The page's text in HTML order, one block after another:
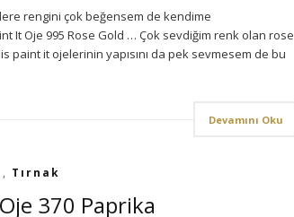
rengini çok beğensem de kendime
It Oje 995 Rose Gold … Çok sevdiğim renk olan rose
paint it ojelerinin yapısını da pek sevmesem de bu
Devamını Oku
, Tırnak
370 Paprika